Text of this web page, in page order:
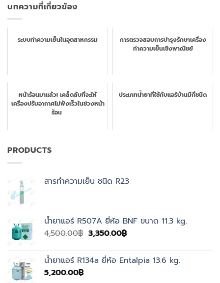
บทความที่เกี่ยวข้อง
ระบบทำความเย็นในอุตสาหกรรม
การตรวจสอบการบำรุงรักษาเครื่อง
ทำความเย็นเชิงพาณิชย์
หน้าร้อนมาแล้ว! เคล็ดลับที่จะให้
เครื่องปรับอากาศไม่พังเร็วในช่วงหน้า
ร้อน
ประเภทน้ำยาที่ใช้กับแอร์บ้านมีกี่ชนิด
PRODUCTS
สารทำความเย็น ชนิด R23
น้ำยาแอร์ R507A ยี่ห้อ BNF ขนาด 11.3 kg.
4,500.00฿ Original
4,500.00฿.
3,350.00฿Current
3,350.00฿.
น้ำยาแอร์ R134a ยี่ห้อ Entalpia 13.6 kg.
5,200.00฿